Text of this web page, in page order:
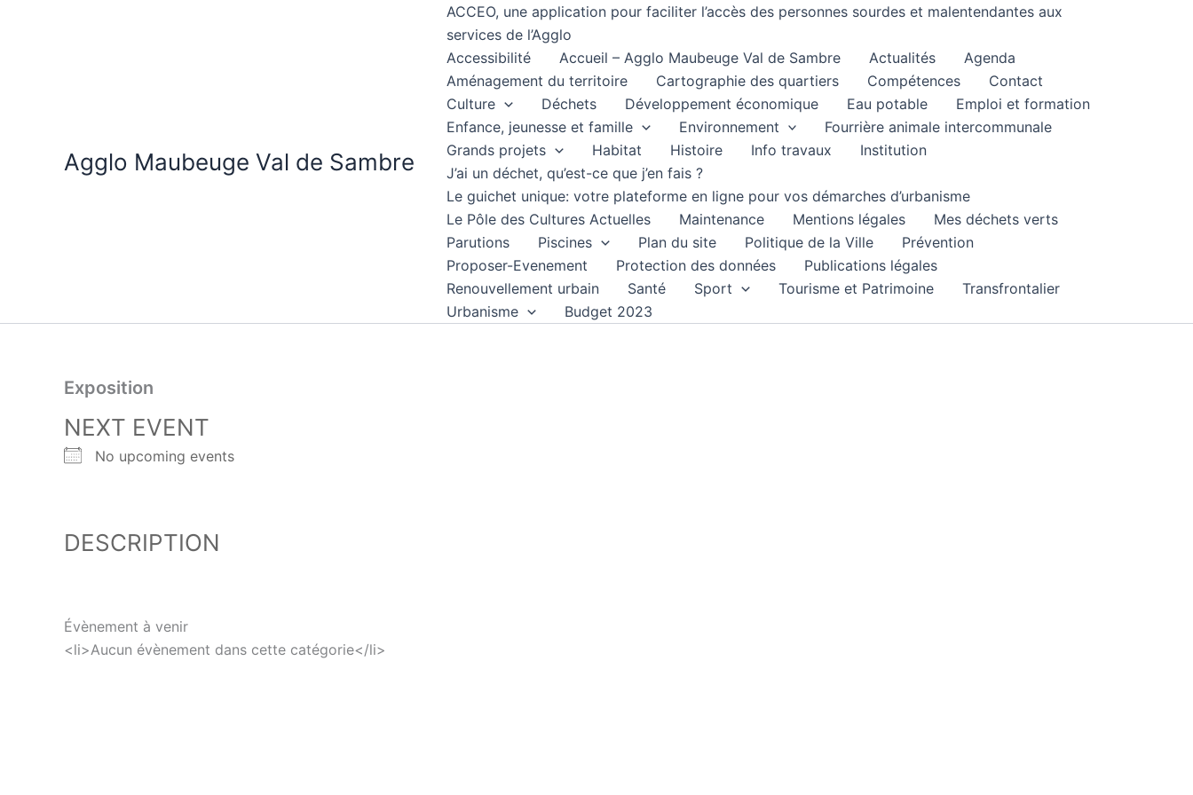
Agglo Maubeuge Val de Sambre
ACCEO, une application pour faciliter l’accès des personnes sourdes et malentendantes aux
services de l’Agglo
Accessibilité
Accueil – Agglo Maubeuge Val de Sambre Actualités
Agenda
Aménagement du territoire
Cartographie des quartiers Compétences
Contact
Culture
Déchets Développement économique Eau potable
Emploi et formation
Enfance, jeunesse et famille
Environnement
Fourrière animale intercommunale
Grands projets
Habitat Histoire Info travaux
Institution
J’ai un déchet, qu’est-ce que j’en fais ?
Le guichet unique: votre plateforme en ligne pour vos démarches d’urbanisme
Le Pôle des Cultures Actuelles
Maintenance Mentions légales
Mes déchets verts
Parutions
Piscines Plan du site Politique de la Ville
Prévention
Proposer-Evenement
Protection des données
Publications légales
Renouvellement urbain
Santé Sport Tourisme et Patrimoine
Transfrontalier
Urbanisme
Budget 2023
Exposition
NEXT EVENT
No upcoming events
DESCRIPTION
Évènement à venir
<li>Aucun évènement dans cette catégorie</li>